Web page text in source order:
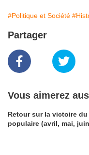
#Politique et Société
Partager
Vous aimerez
Retour sur la victoire
populaire (avril, mai,